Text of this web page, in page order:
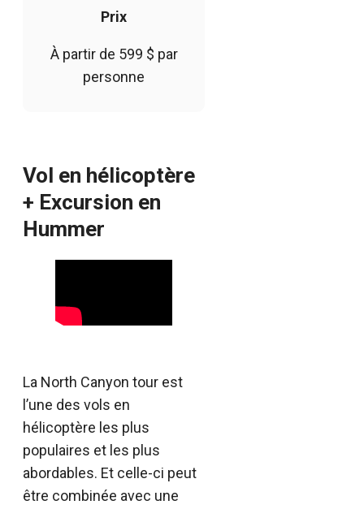
Prix
À partir de 599 $ par
personne
Vol en hélicoptère
+ Excursion en
Hummer
La North Canyon tour est
l’une des vols en
hélicoptère les plus
populaires et les plus
abordables. Et celle-ci peut
être combinée avec une